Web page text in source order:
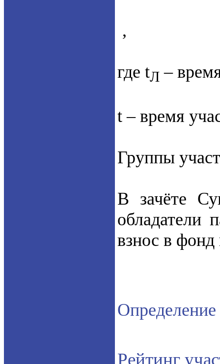
,
где tЛ –
t – время
Группы
В зачёте
обладатели
взнос в
Рейтинг